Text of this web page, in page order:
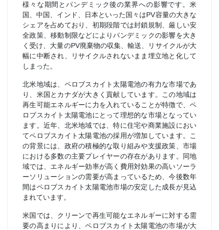
様々な期間とパンデミック後の業界への影響です。米
国、中国、インド、日本といった国々はPV容量の大きな
シェアを占めており、初期段階では封鎖規制、厳しい安
全政策、移動制限などによりパンデミックの影響を大き
く受け、大量のPV廃棄物の収集、輸送、リサイクルが大
幅に中断され、リサイクルされないまま埋立地と化して
しまった。
北米地域は、ペロブスカイト太陽電池の有力な市場であ
り、米国とカナダが大きく貢献しています。この地域は
再生可能エネルギーに力を入れていることが特徴で、ペ
ロブスカイト太陽電池にとって理想的な市場となってい
ます。近年、北米地域では、特に住宅や商業施設におい
てペロブスカイト太陽電池の採用が増加しています。こ
の背景には、政府の積極的な取り組みや支援政策、市場
における多数の主要プレイヤーの存在があります。同地
域では、エネルギー効率が高く費用対効果の高いソーラ
ーソリューションの需要が高まっているため、今後数年
間はペロブスカイト太陽電池市場の安定した成長が見込
まれています。
米国では、クリーンで再生可能なエネルギーに対する需
要の高まりにより、ペロブスカイト太陽電池の市場が大